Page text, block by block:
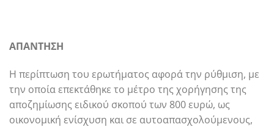
ΑΠΑΝΤΗΣΗ
Η περίπτωση του ερωτήματος αφορά την ρύθμιση, με
την οποία επεκτάθηκε το μέτρο της χορήγησης της
αποζημίωσης ειδικού σκοπού των 800 ευρώ, ως
οικονομική ενίσχυση και σε αυτοαπασχολούμενους,